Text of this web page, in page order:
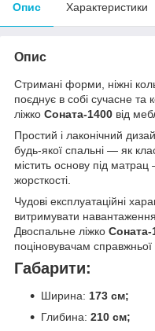
Опис Характеристики
Опис
Стримані форми, ніжні
поєднує в собі сучасне
ліжко Соната-1400 від
Простий і лаконічний
будь-якої спальні — як
містить основу під
жорсткості.
Чудові експлуатаційні
витримувати
Двоспальне ліжко Соната-
поціновувачам справжньої
Габарити:
Ширина: 173 см;
Глибина: 210 см;